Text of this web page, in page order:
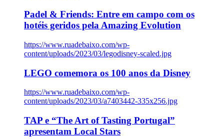
Padel & Friends: Entre em campo com os
hotéis geridos pela Amazing Evolution
https://www.ruadebaixo.com/wp-
content/uploads/2023/03/legodisney-scaled.jpg
LEGO comemora os 100 anos da Disney
https://www.ruadebaixo.com/wp-
content/uploads/2023/03/a7403442-335x256.jpg
TAP e “The Art of Tasting Portugal”
apresentam Local Stars